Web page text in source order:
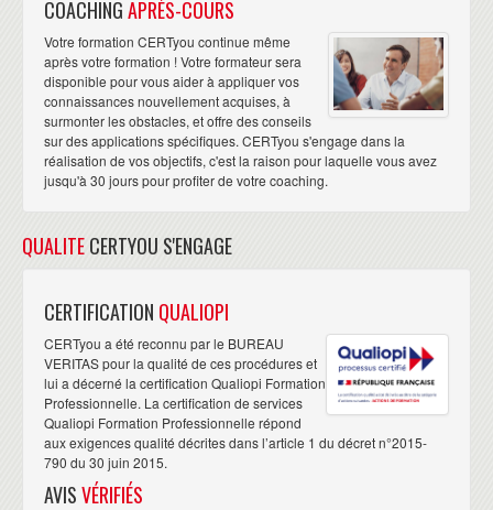
COACHINGAPRÈS-COURS
Votre formation CERTyou continue même
après votre formation ! Votre formateur sera
disponible pour vous aider à appliquer vos
connaissances nouvellement acquises, à
surmonter les obstacles, et offre des conseils
sur des applications spécifiques. CERTyou s'engage dans la
réalisation de vos objectifs, c'est la raison pour laquelle vous avez
jusqu'à 30 jours pour profiter de votre coaching.
QUALITECERTYOU S'ENGAGE
CERTIFICATION QUALIOPI
CERTyou a été reconnu par le BUREAU
VERITAS pour la qualité de ces procédures et
lui a décerné la certification Qualiopi Formation
Professionnelle. La certification de services
Qualiopi Formation Professionnelle répond
aux exigences qualité décrites dans l’article 1 du décret n°2015-
790 du 30 juin 2015.
AVISVÉRIFIÉS